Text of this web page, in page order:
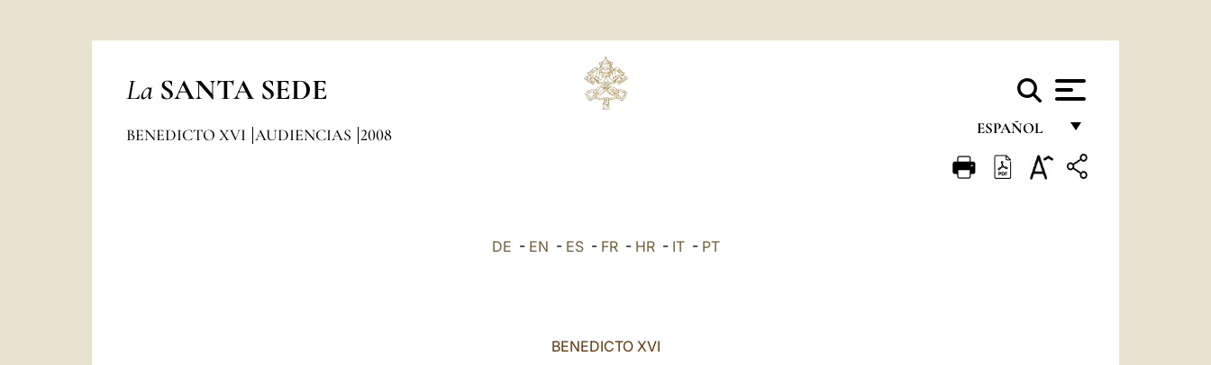
La SANTA SEDE
ESPAÑOL
FRANÇAIS
BENEDICTO XVI AUDIENCIAS 2008
DE - EN - ES- FR- HR- IT- PT
BENEDICTO XVI